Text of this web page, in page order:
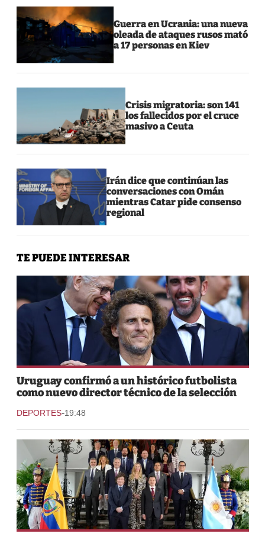
Guerra en Ucrania: una nueva
oleada de ataques rusos mató
a 17 personas en Kiev
Crisis migratoria: son 141
los fallecidos por el cruce
masivo a Ceuta
Irán dice que continúan las
conversaciones con Omán
mientras Catar pide consenso
regional
TE PUEDE INTERESAR
Uruguay confirmó a un histórico futbolista
como nuevo director técnico de la selección
DEPORTES-19:48